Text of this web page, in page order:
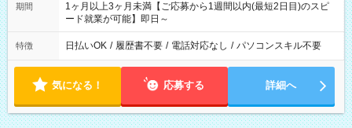
期間
1ヶ月以上3ヶ月未満【ご応募から1週間以内(最短2日目)のスピ
ード就業が可能】即日～
特徴 日払いOK / 履歴書不要 / 電話対応なし / パソコンスキル不要
気になる！ 応募する 詳細へ